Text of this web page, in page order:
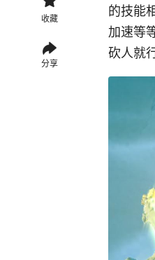
收藏
分享
的技能
加速等
砍人就